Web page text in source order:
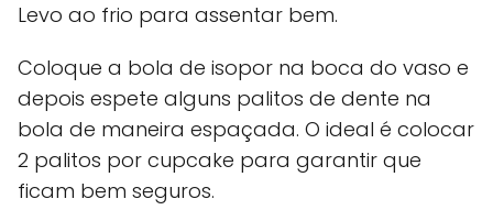
Levo ao frio para assentar bem.
Coloque a bola de isopor na boca do vaso e
depois espete alguns palitos de dente na
bola de maneira espaçada. O ideal é colocar
2 palitos por cupcake para garantir que
ficam bem seguros.